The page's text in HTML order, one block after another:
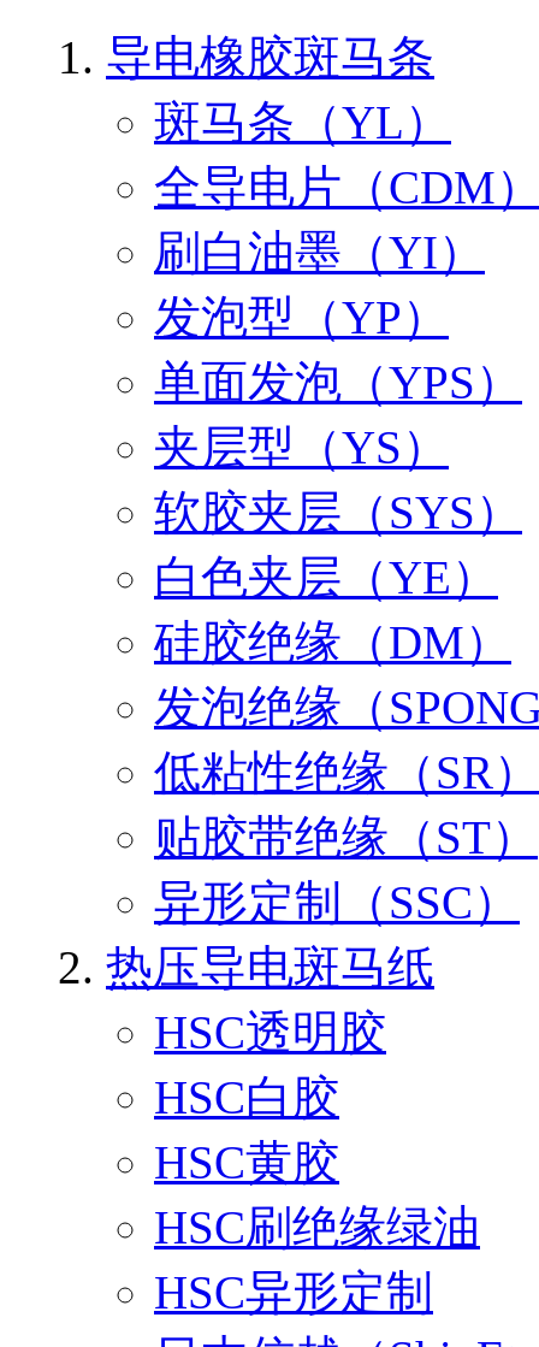
导电橡胶斑马条
斑马条（YL）
全导电片（CDM
刷白油墨（YI）
发泡型（YP）
单面发泡（YPS）
夹层型（YS）
软胶夹层（SYS）
白色夹层（YE）
硅胶绝缘（DM）
发泡绝缘（
低粘性绝缘（SR）
贴胶带绝缘（ST）
异形定制（SSC）
热压导电斑马纸
HSC透明胶
HSC白胶
HSC黄胶
HSC刷绝缘绿油
HSC异形定制